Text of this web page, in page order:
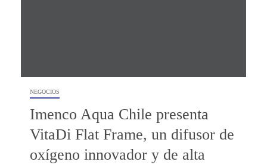
NEGOCIOS
Imenco Aqua Chile presenta
VitaDi Flat Frame, un difusor de
oxígeno innovador y de alta